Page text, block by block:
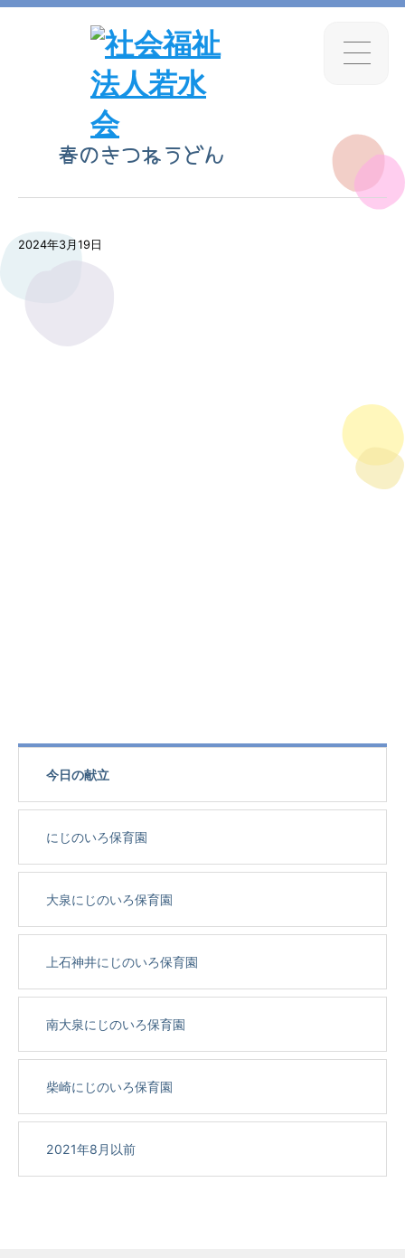
春のきつねうどん
2024年3月19日
今日の献立
にじのいろ保育園
大泉にじのいろ保育園
上石神井にじのいろ保育園
南大泉にじのいろ保育園
柴崎にじのいろ保育園
2021年8月以前